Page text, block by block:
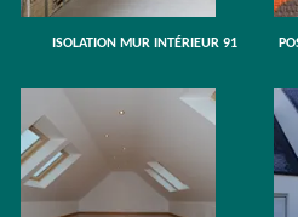
ISOLATION MUR INTÉRIEUR 91